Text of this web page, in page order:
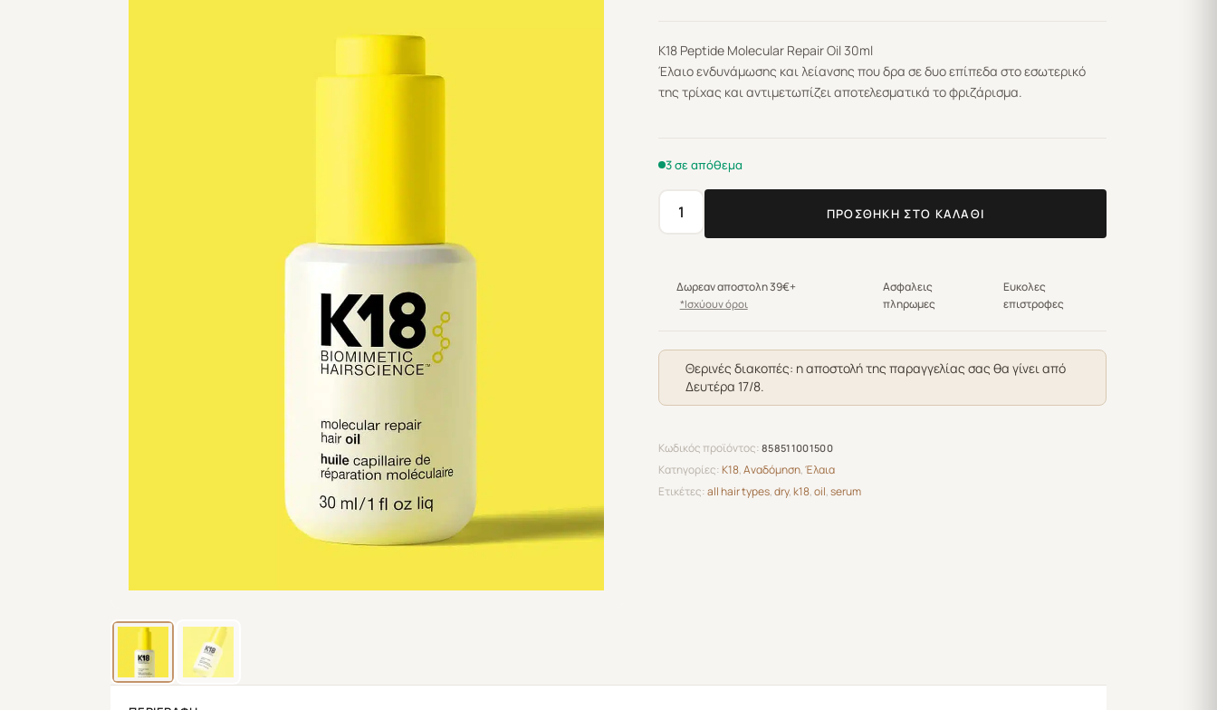
K18 Peptide Molecular Repair Oil30ml
Έλαιο ενδυνάμωσης και λείανσης που δρα σε δυο επίπεδα στο εσωτερικό
της τρίχας και αντιμετωπίζει αποτελεσματικά το φριζάρισμα.
3 σε απόθεμα
Repair
ποσότητα
ΠΡΟΣΘΉΚΗ ΣΤΟ ΚΑΛΆΘΙ
Δωρεαν αποστολη 39€+
*Ισχύουν όροι
Ασφαλεις
πληρωμες
Ευκολες
επιστροφες
Θερινές διακοπές: η αποστολή της παραγγελίας σας θα γίνει από
Δευτέρα 17/8.
Κωδικός προϊόντος: 858511001500
Κατηγορίες:K18,Αναδόμηση,Έλαια
Ετικέτες:all hair types,dry,k18,oil,serum